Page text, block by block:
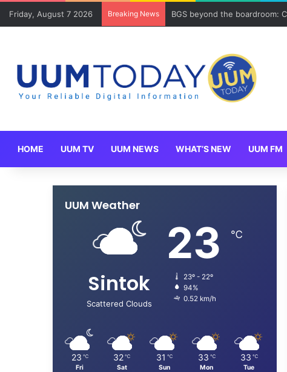
Friday, August 7 2026 Breaking News BGS beyond the boardroom:
HOME UUM TV UUM NEWS WHAT’S NEW UUM FM
UUM Weather
Sintok
Scattered Clouds
23 ℃
23º - 22º
94%
0.52 km/h
23 ℃
Fri
32 ℃
Sat
31 ℃
Sun
33 ℃
Mon
33 ℃
Tue